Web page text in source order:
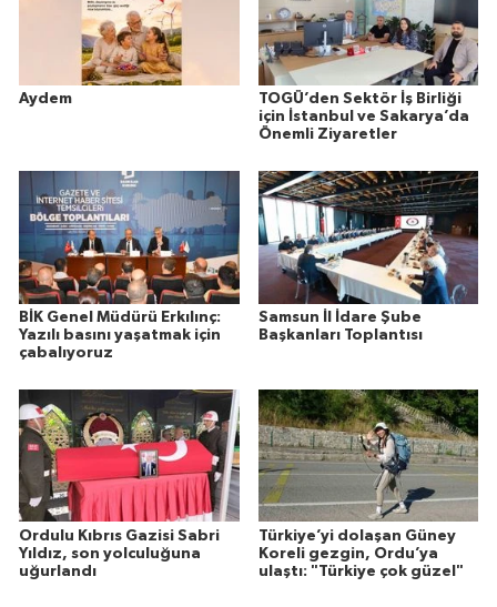
Aydem
TOGÜ’den Sektör İş Birliği
için İstanbul ve Sakarya’da
Önemli Ziyaretler
BİK Genel Müdürü Erkılınç:
Yazılı basını yaşatmak için
çabalıyoruz
Samsun İl İdare Şube
Başkanları Toplantısı
Ordulu Kıbrıs Gazisi Sabri
Yıldız, son yolculuğuna
uğurlandı
Türkiye’yi dolaşan Güney
Koreli gezgin, Ordu’ya
ulaştı: "Türkiye çok güzel"